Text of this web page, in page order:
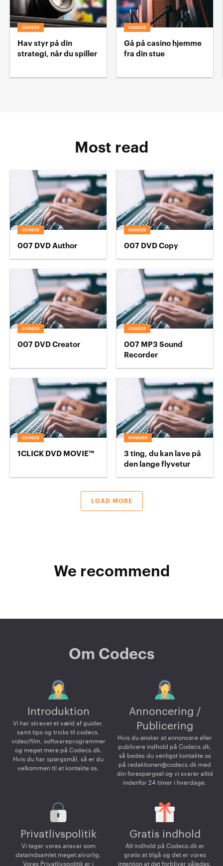
CODECS
Hav styr på din
strategi, når du spiller
CODECS
Gå på casino hjemme
fra din stue
Most read
CODECS
007 DVD Author
CODECS
007 DVD Copy
CODECS
007 DVD Creator
CODECS
007 MP3 Sound
Recorder
CODECS
1CLICK DVD MOVIE™
NYHEDER
3 ting, du kan lave på
den lange flyvetur
LOAD MORE
We recommend
Om Codecs
Introduktion
Vi har skrevet et væld af guider,
samt tips og tricks til codecs,
video/film, softwareprogrammer
og meget mere på Codecs.dk.
Hvis du har spørgsmål, så er du
velkommen til at kontakte os.
Annoncering /
Publicering
Hvis du ønsker at annoncere eller
publicere indhold på Codecs.dk,
så bedes du venligst kontakte os
på redaktionen@codecs.dk med
din forespørgsel og vi svarer altid
indenfor 24 timer i hverdage.
Privatlivspolitik
Vi tager vores ansvar som
dataindsamlet meget alvorlig.
Vores Privatlivspolitik er i
Gratis indhold
Alt indhold på Codecs.dk er
gratis at tilgå og det er vores
intention at det forbliver således.